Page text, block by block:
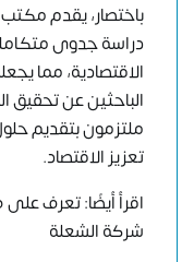
باختصار، يقدم
دراسة جدوى
الاقتصادية، مما
الباحثين عن تحقيق
ملتزمون بتقديم
تعزيز الاقتصاد.
اقرأ أيضًا: تعرف
شركة الشعلة